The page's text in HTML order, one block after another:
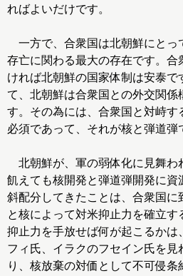
ればよいだけです。
一方で、合衆国は北朝鮮にとっ
存亡に関わる最大の存在です。合
ければ北朝鮮の国家体制は安泰で
て、北朝鮮は合衆国との外交関係
す。その為には、合衆国と対峙す
必須であって、それが核と弾道弾
北朝鮮が、軍の弱体化に見舞わ
飢えても核開発と弾道弾開発に資
斜配分してきたことは、合衆国に
と核によって対米抑止力を確立す
抑止力を手放せば何が起こるかは
フィ氏、イラクのフセイン氏を見
り、核放棄の対価として不可侵条